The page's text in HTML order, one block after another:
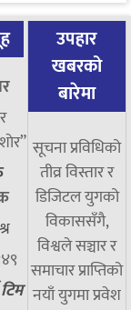
टिम
उपहार
खबरको
बारेमा
सूचना प्रविधिको
तीव्र विस्तार र
डिजिटल युगको
विकाससँगै,
विश्वले सञ्चार र
समाचार प्राप्तिको
नयाँ युगमा प्रवेश